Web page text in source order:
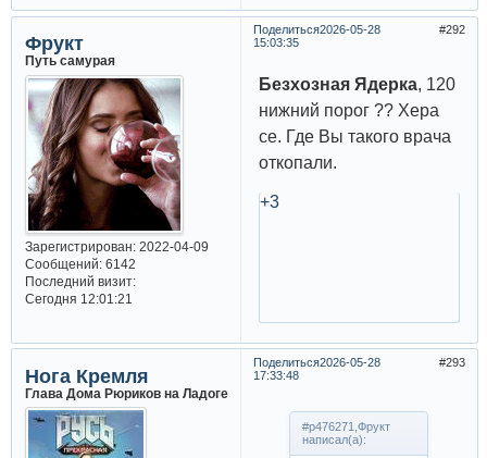
Поделиться 292
2026-05-28
15:03:35
Фрукт
Путь самурая
Зарегистрирован: 2022-04-09
Сообщений:6142
Последний визит:
Сегодня 12:01:21
Безхозная Ядерка, 120
нижний порог ?? Хера
се. Где Вы такого врача
откопали.
+3
Поделиться 293
2026-05-28
17:33:48
Нога Кремля
Глава Дома Рюриков на Ладоге
#p476271,Фрукт
написал(а):